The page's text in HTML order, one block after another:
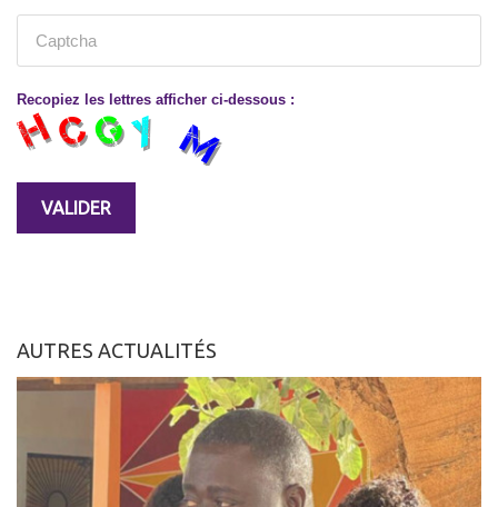
Recopiez les lettres afficher ci-dessous :
AUTRES ACTUALITÉS